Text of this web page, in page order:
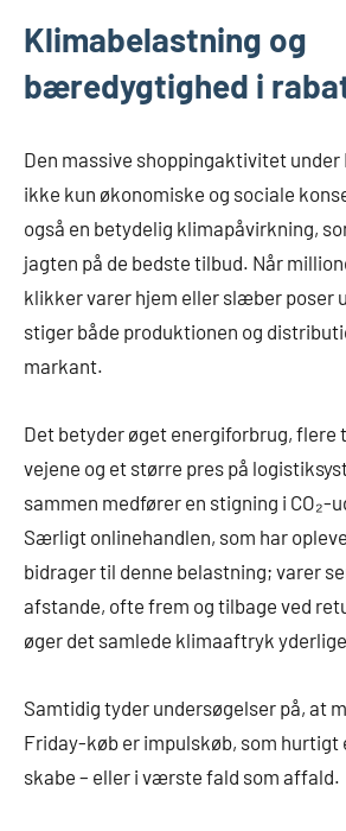
Klimabelastning og
bæredygtighed i
Den massive shoppingaktivitet
ikke kun økonomiske og sociale
også en betydelig klimapåvirkning,
jagten på de bedste tilbud. Når
klikker varer hjem eller slæber poser
stiger både produktionen og
markant.
Det betyder øget energiforbrug, flere
vejene og et større pres på
sammen medfører en stigning i CO₂-
Særligt onlinehandlen, som har
bidrager til denne belastning; varer
afstande, ofte frem og tilbage ved
øger det samlede klimaaftryk
Samtidig tyder undersøgelser på, at
Friday-køb er impulskøb, som hurtigt
skabe – eller i værste fald som affald.